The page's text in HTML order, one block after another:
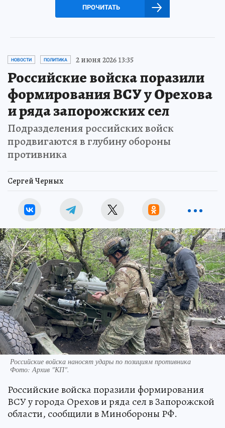
ПРОЧИТАТЬ
НОВОСТИ ПОЛИТИКА 2 июня 2026 13:35
Российские войска поразили
формирования ВСУ у Орехова
и ряда запорожских сел
Подразделения российских войск
продвигаются в глубину обороны
противника
Сергей Черных
Российские войска наносят удары по позициям противника
Фото: Архив "КП".
Российские войска поразили формирования
ВСУ у города Орехов и ряда сел в Запорожской
области, сообщили в Минобороны РФ.